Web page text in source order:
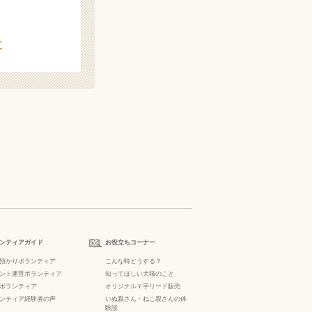
ティアガイド
かりボランティア
ト運営ボランティア
ランティア
ティア経験者の声
お役立ちコーナー
こんな時どうする？
知ってほしい犬猫のこと
オリジナルＹ字リード販売
いぬ親さん・ねこ親さんの体
験談